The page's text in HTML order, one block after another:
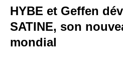
HYBE et Geffen
SATINE, son
mondial